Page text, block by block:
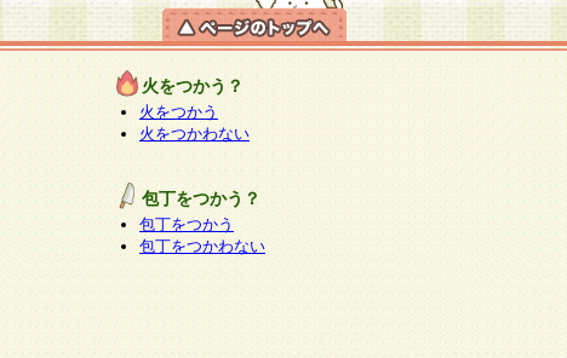
火をつかう？
火をつかう
火をつかわない
包丁をつかう？
包丁をつかう
包丁をつかわない